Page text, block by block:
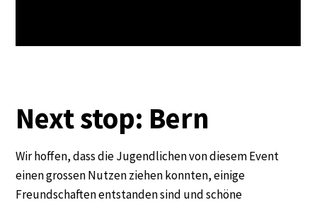
Next stop: Bern
Wir hoffen, dass die Jugendlichen von diesem Event
einen grossen Nutzen ziehen konnten, einige
Freundschaften entstanden sind und schöne